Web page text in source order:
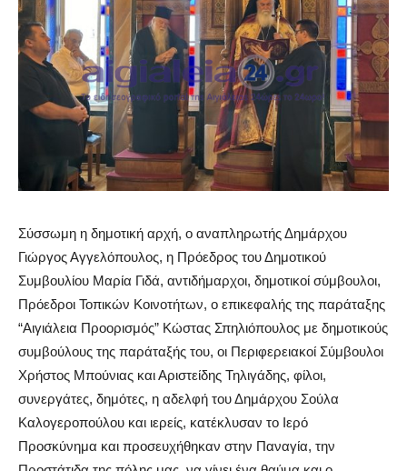
Σύσσωμη η δημοτική αρχή, ο αναπληρωτής Δημάρχου
Γιώργος Αγγελόπουλος, η Πρόεδρος του Δημοτικού
Συμβουλίου Μαρία Γιδά, αντιδήμαρχοι, δημοτικοί σύμβουλοι,
Πρόεδροι Τοπικών Κοινοτήτων, ο επικεφαλής της παράταξης
“Αιγιάλεια Προορισμός” Κώστας Σπηλιόπουλος με δημοτικούς
συμβούλους της παράταξής του, οι Περιφερειακοί Σύμβουλοι
Χρήστος Μπούνιας και Αριστείδης Τηλιγάδης, φίλοι,
συνεργάτες, δημότες, η αδελφή του Δημάρχου Σούλα
Καλογεροπούλου και ιερείς, κατέκλυσαν το Ιερό
Προσκύνημα και προσευχήθηκαν στην Παναγία, την